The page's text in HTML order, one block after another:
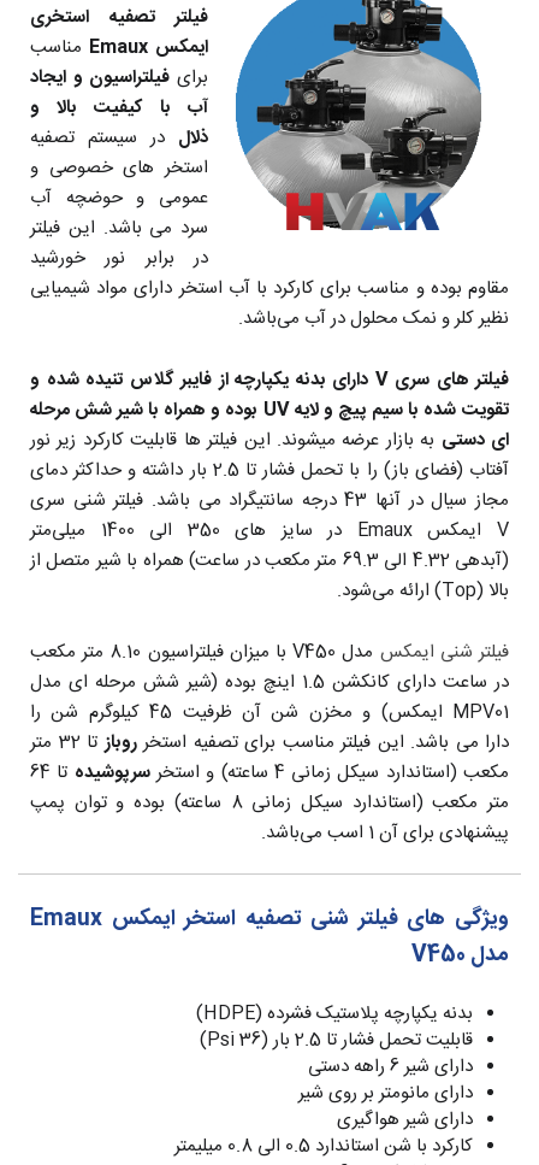
فیلتر تصفیه استخری
ایمکس Emaux
مناسب
برای فیلتراسیون و ایجاد
آب با کیفیت بالا و
ذلال در سیستم تصفیه
استخر های خصوصی و
عمومی و حوضچه آب
سرد می باشد. این فیلتر
در برابر نور خورشید
مقاوم بوده و مناسب برای کارکرد با آب استخر دارای مواد شیمیایی
نظیر کلر و نمک محلول در آب می‌باشد.
فیلتر های سری V دارای بدنه یکپارچه از فایبر گلاس تنیده شده و
تقویت شده با سیم پیچ و لایه UV بوده و همراه با شیر شش مرحله
ای دستی به بازار عرضه میشوند. این فیلتر ها قابلیت کارکرد زیر نور
آفتاب (فضای باز) را با تحمل فشار تا 2.5 بار داشته و حداکثر دمای
مجاز سیال در آنها 43 درجه سانتیگراد می باشد. فیلتر شنی سری
V ایمکس Emaux در سایز های 350 الی 1400 میلی‌متر
(آبدهی 4.32 الی 69.3 متر مکعب در ساعت) همراه با شیر متصل از
بالا (Top) ارائه می‌شود.
فیلتر شنی ایمکس
مدل V450 با میزان فیلتراسیون 8.10 متر مکعب
در ساعت دارای کانکشن 1.5 اینچ بوده (شیر شش مرحله ای مدل
MPV01 ایمکس) و مخزن شن آن ظرفیت 45 کیلوگرم شن را
دارا می باشد. این فیلتر مناسب برای تصفیه استخرروباز
تا 32 متر
مکعب (استاندارد سیکل زمانی 4 ساعته) و استخر
سرپوشیده
تا 64
متر مکعب (استاندارد سیکل زمانی 8 ساعته) بوده و توان پمپ
پیشنهادی برای آن 1 اسب می‌باشد.
ویژگی های فیلتر شنی تصفیه استخر ایمکس Emaux
مدل V450
بدنه یکپارچه پلاستیک فشرده (HDPE)
قابلیت تحمل فشار تا 2.5 بار (36 Psi)
دارای شیر 6 راهه دستی
دارای مانومتر بر روی شیر
دارای شیر هواگیری
کارکرد با شن استاندارد 0.5 الی 0.8 میلیمتر